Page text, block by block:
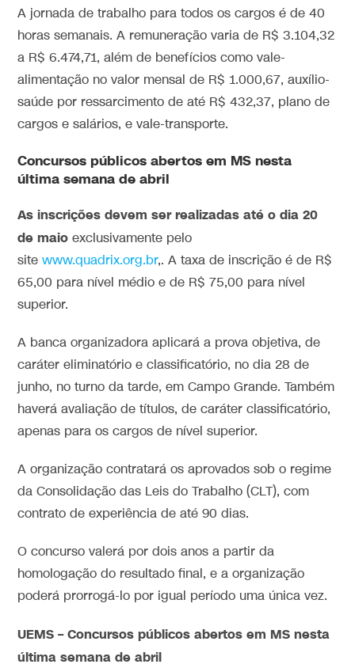
A jornada de trabalho para todos os cargos é de 40
horas semanais. A remuneração varia de R$ 3.104,32
a R$ 6.474,71, além de benefícios como vale-
alimentação no valor mensal de R$ 1.000,67, auxílio-
saúde por ressarcimento de até R$ 432,37, plano de
cargos e salários, e vale-transporte.
Concursos públicos abertos em MS nesta
última semana de abril
As inscrições devem ser realizadas até o dia 20
de maio exclusivamente pelo
sitewww.quadrix.org.br,. A taxa de inscrição é de R$
65,00 para nível médio e de R$ 75,00 para nível
superior.
A banca organizadora aplicará a prova objetiva, de
caráter eliminatório e classificatório, no dia 28 de
junho, no turno da tarde, em Campo Grande. Também
haverá avaliação de títulos, de caráter classificatório,
apenas para os cargos de nível superior.
A organização contratará os aprovados sob o regime
da Consolidação das Leis do Trabalho (CLT), com
contrato de experiência de até 90 dias.
O concurso valerá por dois anos a partir da
homologação do resultado final, e a organização
poderá prorrogá-lo por igual período uma única vez.
UEMS –Concursos públicos abertos em MS nesta
última semana de abril